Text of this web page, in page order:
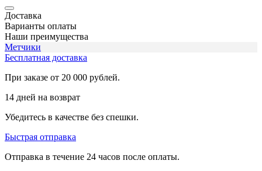
Доставка
Варианты оплаты
Наши преимущества
Метчики
Бесплатная доставка
При заказе от 20 000 рублей.
14 дней на возврат
Убедитесь в качестве без спешки.
Быстрая отправка
Отправка в течение 24 часов после оплаты.